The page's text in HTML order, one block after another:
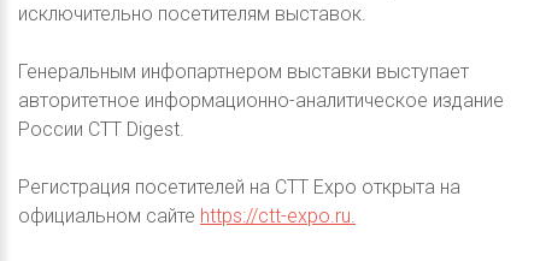
исключительно посетителям выставок.
Генеральным инфопартнером выставки выступает
авторитетное информационно-аналитическое издание
России СТТ Digest.
Регистрация посетителей на CTT Expo открыта на
официальном сайте https://ctt-expo.ru.